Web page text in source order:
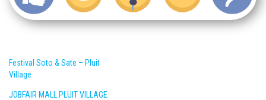
Festival Soto & Sate – Pluit
Village
JOBFAIR MALL PLUIT VILLAGE